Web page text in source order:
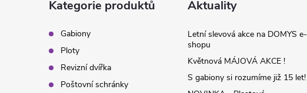
ý
p
Kategorie produktů
Gabiony
Ploty
Revizní dvířka
Poštovní schránky
Aktuality
Letní slevová akce na DOMYS e-
shopu
Květnová MÁJOVÁ AKCE !
S gabiony si rozumíme již 15 let!